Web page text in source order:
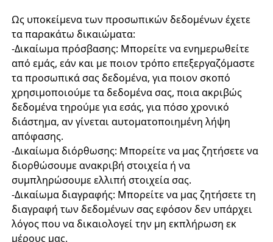
Ως υποκείμενα των προσωπικών δεδομένων έχετε
τα παρακάτω δικαιώματα:
-Δικαίωμα πρόσβασης: Μπορείτε να ενημερωθείτε
από εμάς, εάν και με ποιον τρόπο επεξεργαζόμαστε
τα προσωπικά σας δεδομένα, για ποιον σκοπό
χρησιμοποιούμε τα δεδομένα σας, ποια ακριβώς
δεδομένα τηρούμε για εσάς, για πόσο χρονικό
διάστημα, αν γίνεται αυτοματοποιημένη λήψη
απόφασης.
-Δικαίωμα διόρθωσης: Μπορείτε να μας ζητήσετε να
διορθώσουμε ανακριβή στοιχεία ή να
συμπληρώσουμε ελλιπή στοιχεία σας.
-Δικαίωμα διαγραφής: Μπορείτε να μας ζητήσετε τη
διαγραφή των δεδομένων σας εφόσον δεν υπάρχει
λόγος που να δικαιολογεί την μη εκπλήρωση εκ
μέρους μας.